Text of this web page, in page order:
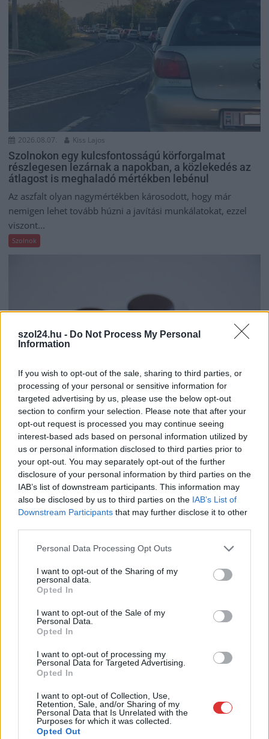
szol24.hu - Do Not Process My Personal
Information
If you wish to opt-out of the sale, sharing to third parties, or
processing of your personal or sensitive information for
targeted advertising by us, please use the below opt-out
section to confirm your selection. Please note that after your
opt-out request is processed you may continue seeing
interest-based ads based on personal information utilized by
us or personal information disclosed to third parties prior to
your opt-out. You may separately opt-out of the further
disclosure of your personal information by third parties on the
IAB’s list of downstream participants. This information may
also be disclosed by us to third parties on the IAB’s List of
Downstream Participants that may further disclose it to other
Please note that this website/app uses one or more Google
not limited to your visit or usage behaviour. You may click to
grant or deny consent to Google and its third-party tags to
use your data for below specified purposes in below Google
consent section.
Personal Data Processing Opt Outs
I want to opt-out of the Sharing of my
personal data.
Opted In
I want to opt-out of the Sale of my
Personal Data.
Opted In
I want to opt-out of processing my
Personal Data for Targeted Advertising.
Opted In
I want to opt-out of Collection, Use,
Retention, Sale, and/or Sharing of my
Personal Data that Is Unrelated with the
Purposes for which it was collected.
Opted Out
2026.08.07. Kiss Lajos
Szolnokon egy kulcsfontosságú körforgalmat
részlegesen lezárnak a napokban, a közlekedés az
átlagost is meghaladó mértékben lebénul
Az aszfalt olyan nagymértékben károsodott, hogy már
nemigen lehet tovább húzni a javítási munkálatokat, ezzel
viszont...
Szolnok
2026.08.07. Farkas András
Ön szerint hogy készül a hamisítatlan szolnoki
habos isler?
Igazi retró klasszikus desszert, amelyet generációk óta
szeretnek, és amelyet sokan ma is próbálnak otthon
újraalkotni....
2026.08.07. Horváth Zsolt
Györfi Mihály több tucat vállalkozással egyeztetett